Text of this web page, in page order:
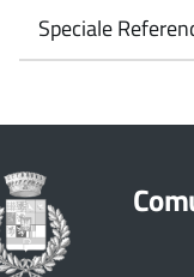
Speciale